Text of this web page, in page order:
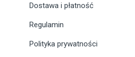
Dostawa i płatność
Regulamin
Polityka prywatności